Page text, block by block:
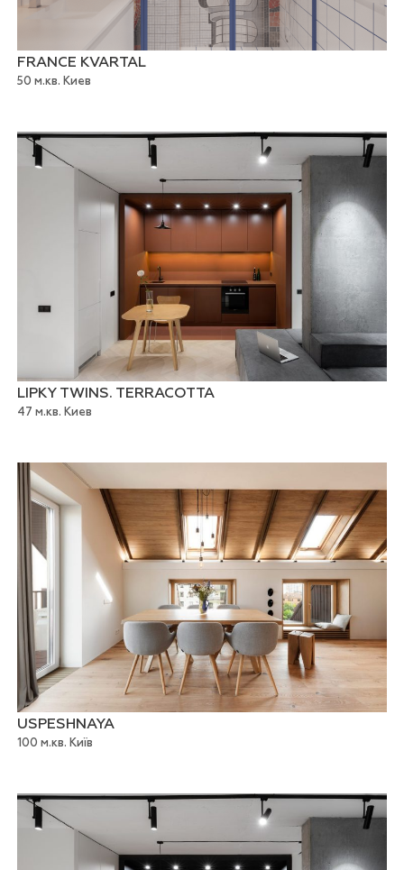
FRANCE KVARTAL
50 м.кв. Киев
LIPKY TWINS. TERRACOTTA
47 м.кв. Киев
USPESHNAYA
100 м.кв. Київ